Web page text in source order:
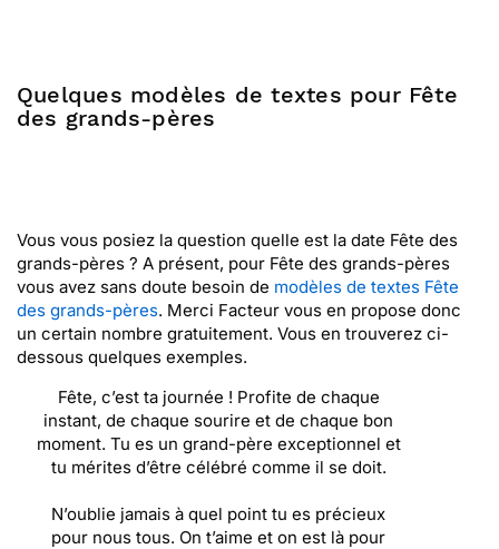
Quelques modèles de textes pour Fête
des grands-pères
Vous vous posiez la question quelle est la date Fête des
grands-pères ? A présent, pour Fête des grands-pères
vous avez sans doute besoin de modèles de textes Fête
des grands-pères. Merci Facteur vous en propose donc
un certain nombre gratuitement. Vous en trouverez ci-
dessous quelques exemples.
Fête, c’est ta journée ! Profite de chaque
instant, de chaque sourire et de chaque bon
moment. Tu es un grand-père exceptionnel et
tu mérites d’être célébré comme il se doit.
N’oublie jamais à quel point tu es précieux
pour nous tous. On t’aime et on est là pour